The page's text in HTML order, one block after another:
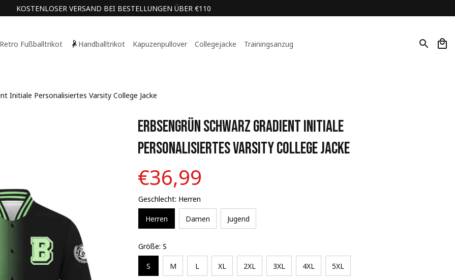
KOSTENLOSER VERSAND BEI BESTELLUNGEN ÜBER €110
Retro Fußballtrikot Handballtrikot Kapuzenpullover Collegejacke Trainingsanzug
Initiale Personalisiertes Varsity College Jacke
Erbsengrün Schwarz Gradient Initiale
Personalisiertes Varsity College Jacke
€36,99
Geschlecht: Herren
Herren Damen Jugend
Größe: S
S M L XL 2XL 3XL 4XL 5XL